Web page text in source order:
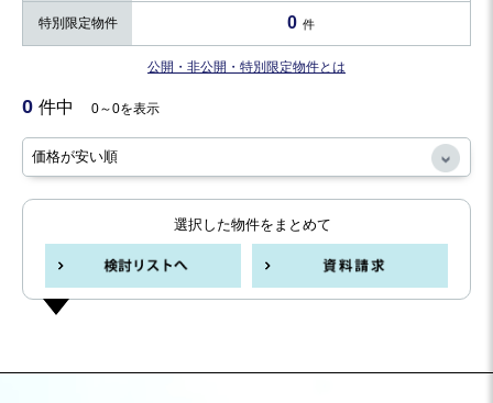
特別限定物件 0 件
公開・非公開・特別限定物件とは
0 件中 0～0を表示
選択した物件をまとめて